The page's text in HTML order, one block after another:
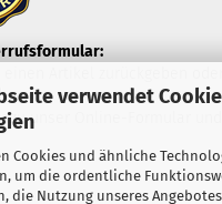
verwendet
Cookies und ähnliche
um die ordentliche
die Nutzung unseres
unser Online-Formular und